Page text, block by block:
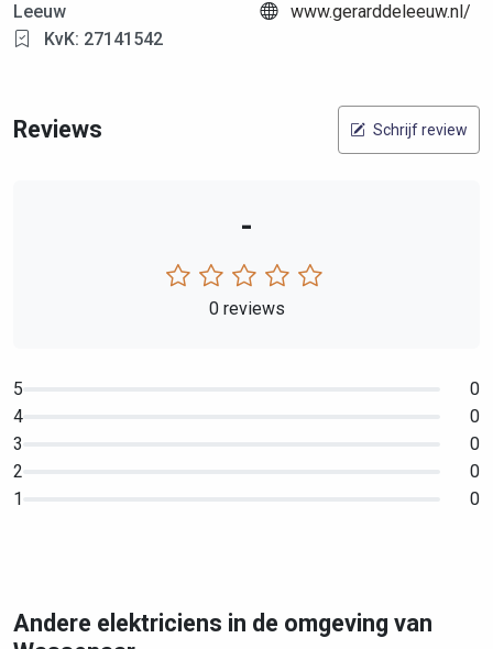
Leeuw
KvK: 27141542
www.gerarddeleeuw.nl/
Reviews Schrijf review
-
0 reviews
5
0
4
0
3
0
2
0
1
0
Andere elektriciens in de omgeving van